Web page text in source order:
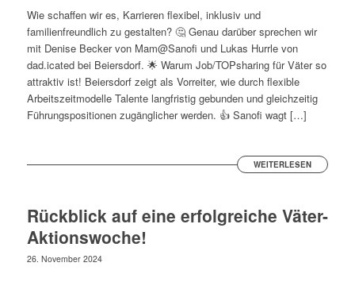
Wie schaffen wir es, Karrieren flexibel, inklusiv und
familienfreundlich zu gestalten? 🤔 Genau darüber sprechen wir
mit Denise Becker von Mam@Sanofi und Lukas Hurrle von
dad.icated bei Beiersdorf. 🌟 Warum Job/TOPsharing für Väter so
attraktiv ist! Beiersdorf zeigt als Vorreiter, wie durch flexible
Arbeitszeitmodelle Talente langfristig gebunden und gleichzeitig
Führungspositionen zugänglicher werden. 👍 Sanofi wagt […]
WEITERLESEN
Rückblick auf eine erfolgreiche Väter-
Aktionswoche!
26. November 2024